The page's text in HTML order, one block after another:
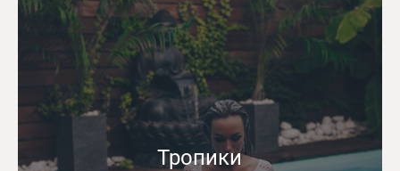
Тропики